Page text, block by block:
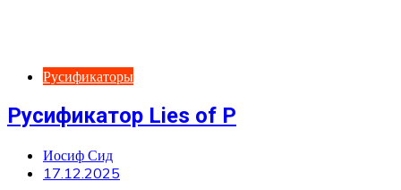
Русификаторы
Русификатор Lies of P
Иосиф Сид
17.12.2025